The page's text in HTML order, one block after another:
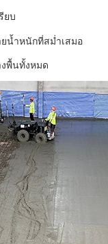
ยบ
น้ำหนักที่สม่ำเสมอ
พื้นทั้งหมด